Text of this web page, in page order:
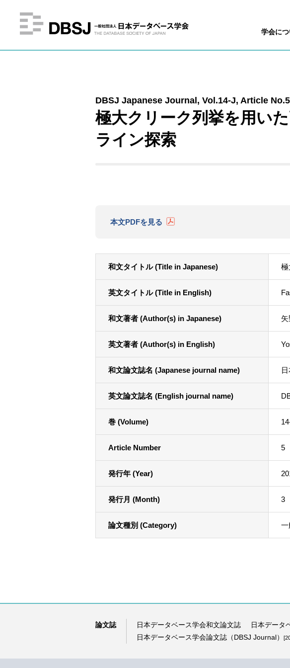
学会に
DBSJ Japanese Journal, Vol.14-J, Article No.5
極大クリーク列挙を用い
ライン探索
本文PDFを見る
和文タイトル (Title in Japanese) 極
英文タイトル (Title in English)
和文著者 (Author(s) in Japanese)
英文著者 (Author(s) in English)
和文論文誌名 (Japanese journal name)
英文論文誌名 (English journal name)
巻 (Volume)
Article Number 5
発行年 (Year)
発行月 (Month) 3
論文種別 (Category) 一
論文誌 日本データベース学会和文論文誌 日本データ
日本データベース学会論文誌（DBSJ Journal）